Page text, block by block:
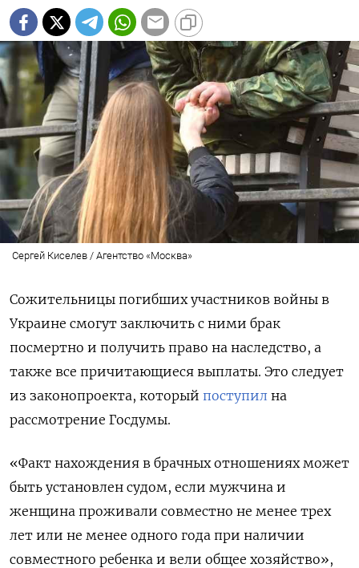
Сергей Киселев / Агентство «Москва»
Сожительницы погибших участников войны в
Украине смогут заключить с ними брак
посмертно и получить право на наследство, а
также все причитающиеся выплаты. Это следует
из законопроекта, который поступил на
рассмотрение Госдумы.
«Факт нахождения в брачных отношениях может
быть установлен судом, если мужчина и
женщина проживали совместно не менее трех
лет или не менее одного года при наличии
совместного ребенка и вели общее хозяйство»,